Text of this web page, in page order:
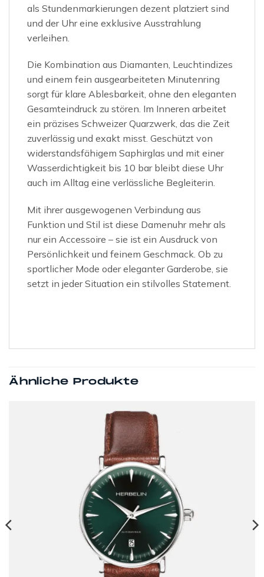
als Stundenmarkierungen dezent platziert sind
und der Uhr eine exklusive Ausstrahlung
verleihen.
Die Kombination aus Diamanten, Leuchtindizes
und einem fein ausgearbeiteten Minutenring
sorgt für klare Ablesbarkeit, ohne den eleganten
Gesamteindruck zu stören. Im Inneren arbeitet
ein präzises Schweizer Quarzwerk, das die Zeit
zuverlässig und exakt misst. Geschützt von
widerstandsfähigem Saphirglas und mit einer
Wasserdichtigkeit bis 10 bar bleibt diese Uhr
auch im Alltag eine verlässliche Begleiterin.
Mit ihrer ausgewogenen Verbindung aus
Funktion und Stil ist diese Damenuhr mehr als
nur ein Accessoire – sie ist ein Ausdruck von
Persönlichkeit und feinem Geschmack. Ob zu
sportlicher Mode oder eleganter Garderobe, sie
setzt in jeder Situation ein stilvolles Statement.
Ähnliche Produkte